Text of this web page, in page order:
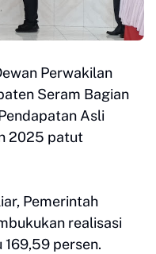
Perwakilan
Seram Bagian
Asli
2025 patut
Pemerintah
realisasi
169,59 persen.